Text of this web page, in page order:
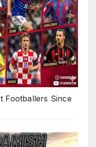
Footballers Since